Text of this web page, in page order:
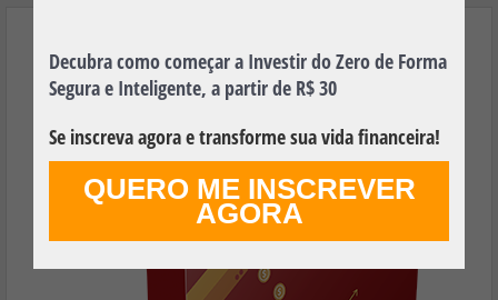
Decubra como começar a Investir do Zero de Forma
Segura e Inteligente, a partir de R$ 30
Se inscreva agora e transforme sua vida financeira!
QUERO ME INSCREVER
AGORA
Aprenda os Principais Termos Financeiros
Utilizados no Mundo dos Investimentos e
Faça Seu Dinheiro Render Mais!